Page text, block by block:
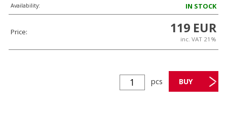
Availability:
IN STOCK
Price: 119 EUR
inc. VAT 21%
pcs